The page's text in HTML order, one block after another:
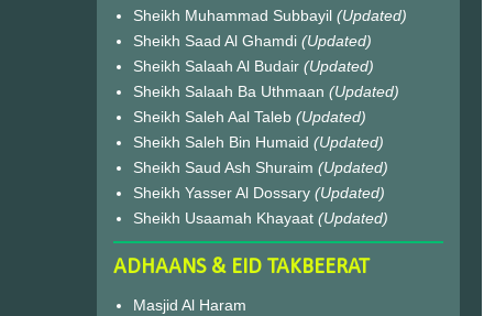
Sheikh Muhammad Subbayil (Updated)
Sheikh Saad Al Ghamdi (Updated)
Sheikh Salaah Al Budair (Updated)
Sheikh Salaah Ba Uthmaan (Updated)
Sheikh Saleh Aal Taleb (Updated)
Sheikh Saleh Bin Humaid (Updated)
Sheikh Saud Ash Shuraim (Updated)
Sheikh Yasser Al Dossary (Updated)
Sheikh Usaamah Khayaat (Updated)
ADHAANS & EID TAKBEERAT
Masjid Al Haram